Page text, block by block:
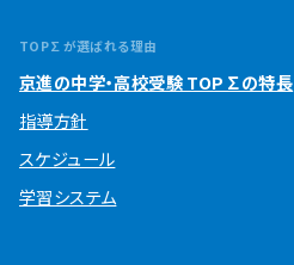
TOP∑が選ばれる理由
京進の中学・高校受験 TOP∑の特長
指導方針
スケジュール
学習システム